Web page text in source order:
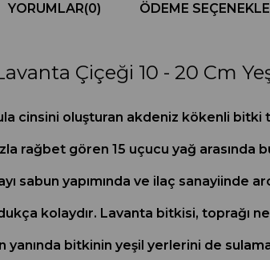
YORUMLAR(0) ÖDEME
Çiçeği 10 - 20 Cm
cinsini oluşturan akdeniz kökenli bitki
rağbet gören 15 uçucu yağ arasında
sabun yapımında ve ilaç sanayiinde
kolaydır. Lavanta bitkisi, toprağı
bitkinin yeşil yerlerini de